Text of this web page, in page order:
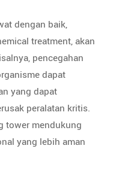
dengan baik,
treatment, akan
pencegahan
dapat
yang dapat
peralatan kritis.
tower mendukung
yang lebih aman